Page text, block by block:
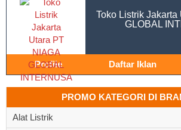
Toko Listrik Jakarta
GLOBAL
Profile Daftar Iklan
PROMO KATEGORI DI
Alat Listrik